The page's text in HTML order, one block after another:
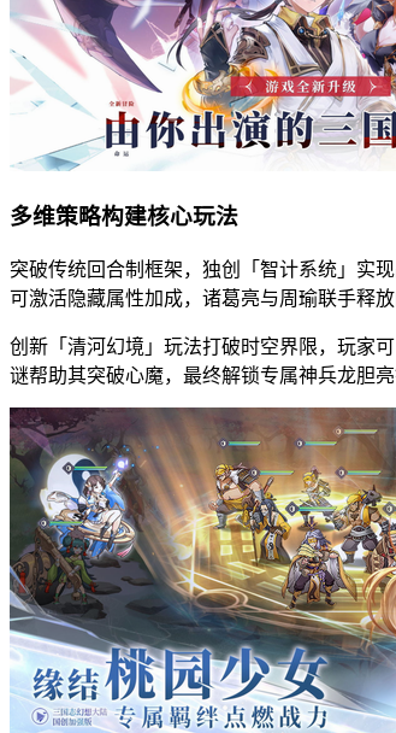
多维策略构建核心玩法
突破传统回合制框架，独创「智计系统」实
可激活隐藏属性加成，诸葛亮与周瑜联手释
创新「清河幻境」玩法打破时空界限，玩家
谜帮助其突破心魔，最终解锁专属神兵龙胆亮